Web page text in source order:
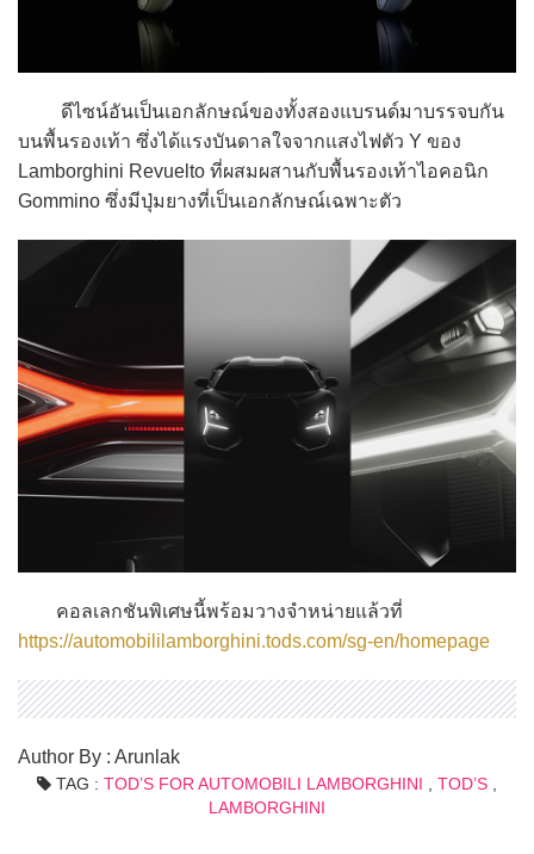
ดีไซน์อันเป็นเอกลักษณ์ของทั้งสองแบรนด์มาบรรจบกัน
บนพื้นรองเท้า ซึ่งได้แรงบันดาลใจจากแสงไฟตัว Y ของ
Lamborghini Revuelto ที่ผสมผสานกับพื้นรองเท้าไอคอนิก
Gommino ซึ่งมีปุ่มยางที่เป็นเอกลักษณ์เฉพาะตัว
คอลเลกชันพิเศษนี้พร้อมวางจำหน่ายแล้วที่
https://automobililamborghini.tods.com/sg-en/homepage
Author By : Arunlak
TAG : TOD’S FOR AUTOMOBILI LAMBORGHINI , TOD’S ,
LAMBORGHINI